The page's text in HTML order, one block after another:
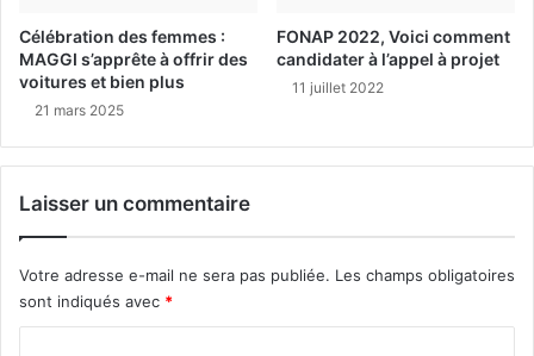
Célébration des femmes :
MAGGI s’apprête à offrir des
voitures et bien plus
21 mars 2025
FONAP 2022, Voici comment
candidater à l’appel à projet
11 juillet 2022
Laisser un commentaire
Votre adresse e-mail ne sera pas publiée. Les champs obligatoires
sont indiqués avec *